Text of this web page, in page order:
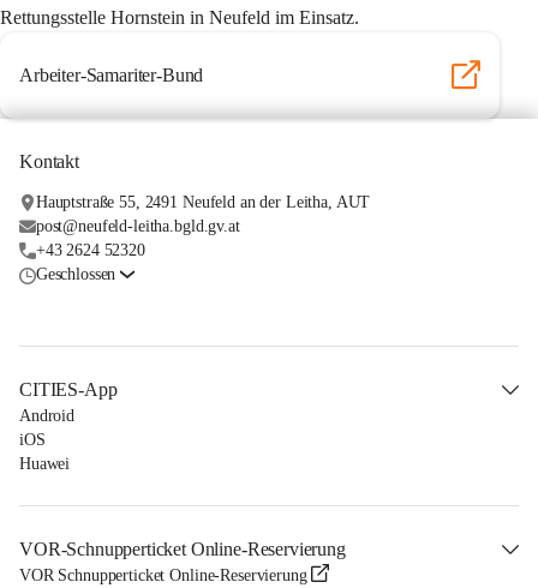
Rettungsstelle Hornstein in Neufeld im Einsatz.
Arbeiter-Samariter-Bund
Kontakt
Hauptstraße 55, 2491 Neufeld an der Leitha, AUT
post@neufeld-leitha.bgld.gv.at
+43 2624 52320
Geschlossen
CITIES-App
Android
iOS
Huawei
VOR-Schnupperticket Online-Reservierung
VOR Schnupperticket Online-Reservierung